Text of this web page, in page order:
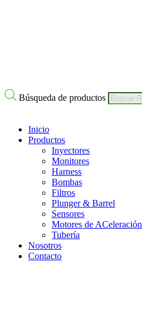
Búsqueda de productos
Inicio
Productos
Inyectores
Monitores
Harness
Bombas
Filtros
Plunger & Barrel
Sensores
Motores de ACeleración
Tubería
Nosotros
Contacto